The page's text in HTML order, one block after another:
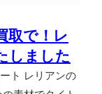
取で！レ
しました
ト レリアンの